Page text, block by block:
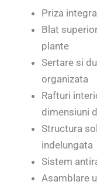
Priza
Blat
plante
Sertare si
organizata
Rafturi
dimensiuni
Structura
indelungata
Sistem
Asamblare